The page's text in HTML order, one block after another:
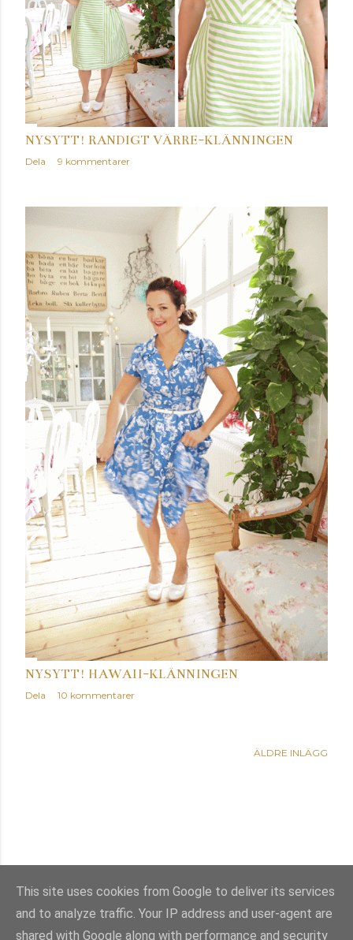
NYSYTT! RANDIGT VÄRRE-KLÄNNINGEN
Dela 9 kommentarer
NYSYTT! HAWAII-KLÄNNINGEN
Dela 10 kommentarer
ÄLDRE INLÄGG
Använder Blogger
This site uses cookies from Google to deliver its services
and to analyze traffic. Your IP address and user-agent are
shared with Google along with performance and security